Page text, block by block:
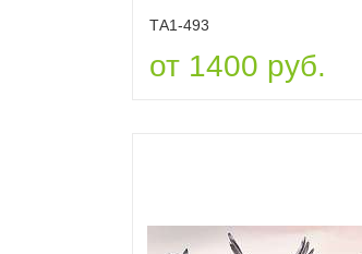
ТА1-493
от 1400 руб.